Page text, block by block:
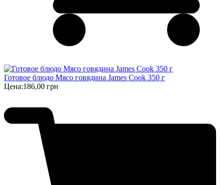
Готовое блюдо Мясо говядина James Cook 350 г
Цена:186,00 грн